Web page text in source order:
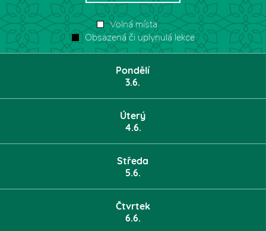
Volná místa
Obsazená či uplynulá lekce
Pondělí
3.6.
Úterý
4.6.
Středa
5.6.
Čtvrtek
6.6.